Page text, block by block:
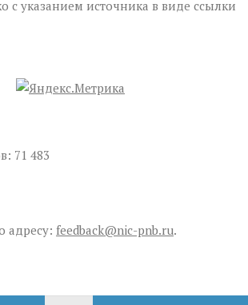
с указанием источника в виде ссылки
71 483
адресу: feedback@nic-pnb.ru.